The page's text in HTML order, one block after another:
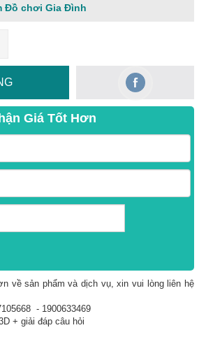
Đồ chơi Gia Đình
Giá Tốt Hơn
về sản phẩm và dịch vụ, xin vui lòng liên hệ
- 1900633469
+ giải đáp câu hỏi